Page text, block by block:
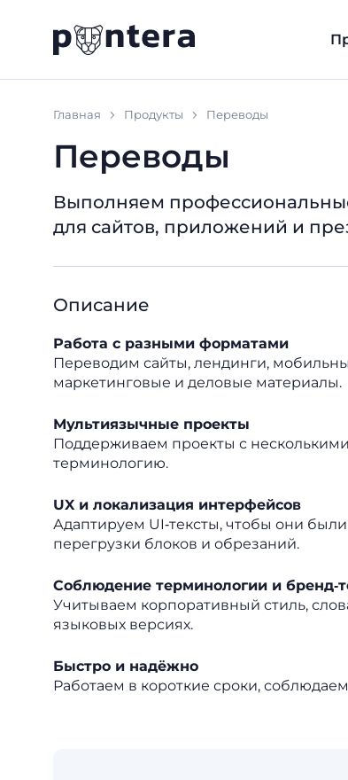
Главная Продукты Переводы
Переводы
Выполняем
для сайтов, приложений и
Описание
Работа с разными форматами
Переводим сайты, лендинги,
маркетинговые и деловые материалы.
Мультиязычные проекты
Поддерживаем проекты с
терминологию.
UX и локализация интерфейсов
Адаптируем UI‑тексты, чтобы они
перегрузки блоков и обрезаний.
Соблюдение терминологии и
Учитываем корпоративный стиль,
языковых версиях.
Быстро и надёжно
Работаем в короткие сроки,